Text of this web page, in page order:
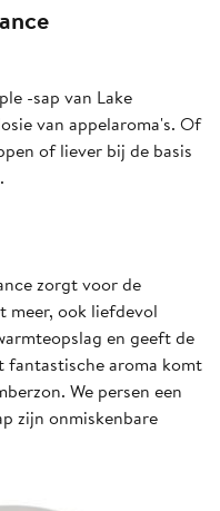
-sap van Lake
van appelaroma's. Of
of liever bij de basis
zorgt voor de
meer, ook liefdevol
en geeft de
fantastische aroma komt
We persen een
zijn onmiskenbare